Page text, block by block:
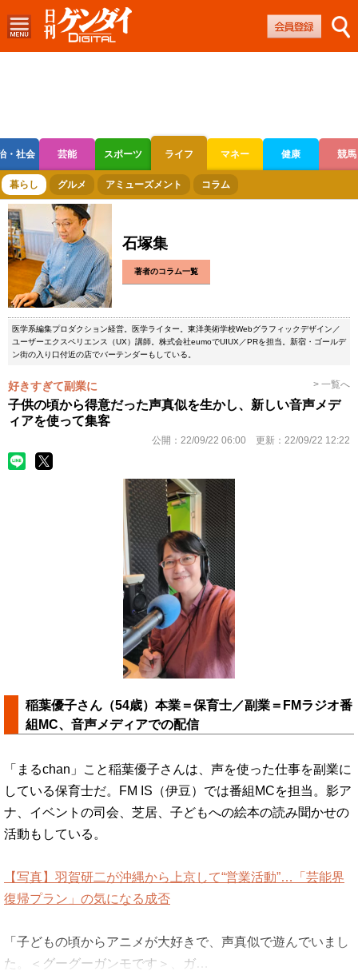
・社会 芸能 スポーツ ライフ マネー 健康 競馬
ボートレース 競輪 オートレース
暮らし グルメ アミューズメント コラム
石塚集
著者のコラム一覧
医学系編集プロダクション経営。医学ライター。東洋美術学校Webグラフィックデザイン／
ユーザーエクスペリエンス（UX）講師。株式会社eumoでUIUX／PRを担当。新宿・ゴールデ
ン街の入り口付近の店でバーテンダーもしている。
好きすぎて副業に > 一覧へ
子供の頃から得意だった声真似を生かし、新しい音声メデ
ィアを使って集客
公開： 22/09/22 06:00 更新： 22/09/22 12:22
稲葉優子さん（54歳）本業＝保育士／副業＝FMラジオ番
組MC、音声メディアでの配信
「まるchan」こと稲葉優子さんは、声を使った仕事を副業に
している保育士だ。FM IS（伊豆）では番組MCを担当。影ア
ナ、イベントの司会、芝居、子どもへの絵本の読み聞かせの
活動もしている。
【写真】羽賀研二が沖縄から上京して“営業活動”…「芸能界
復帰プラン」の気になる成否
「子どもの頃からアニメが大好きで、声真似で遊んでいまし
た。＜グーグーガンモです＞、ガ…